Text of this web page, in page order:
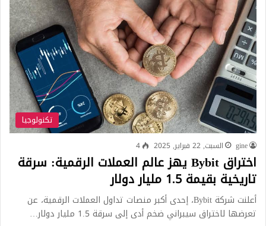
تكنولوجيا
gine السبت, 22 فبراير, 2025 4
اختراق Bybit يهز عالم العملات الرقمية: سرقة
تاريخية بقيمة 1.5 مليار دولار
أعلنت شركة Bybit، إحدى أكبر منصات تداول العملات الرقمية، عن
تعرضها لاختراق سيبراني ضخم أدى إلى سرقة 1.5 مليار دولار…